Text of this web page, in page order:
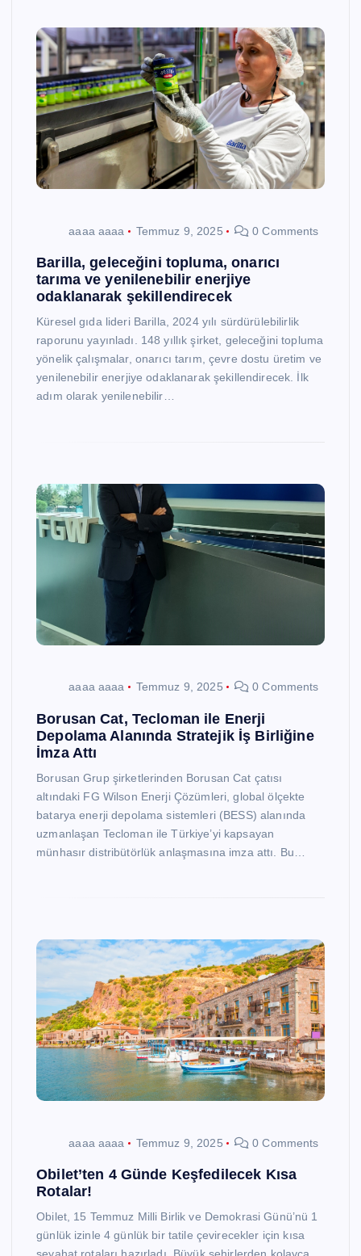
aaaa aaaa Temmuz 9, 2025 0 Comments
Barilla, geleceğini topluma, onarıcı
tarıma ve yenilenebilir enerjiye
odaklanarak şekillendirecek
Küresel gıda lideri Barilla, 2024 yılı sürdürülebilirlik
raporunu yayınladı. 148 yıllık şirket, geleceğini topluma
yönelik çalışmalar, onarıcı tarım, çevre dostu üretim ve
yenilenebilir enerjiye odaklanarak şekillendirecek. İlk
adım olarak yenilenebilir…
aaaa aaaa Temmuz 9, 2025 0 Comments
Borusan Cat, Tecloman ile Enerji
Depolama Alanında Stratejik İş Birliğine
İmza Attı
Borusan Grup şirketlerinden Borusan Cat çatısı
altındaki FG Wilson Enerji Çözümleri, global ölçekte
batarya enerji depolama sistemleri (BESS) alanında
uzmanlaşan Tecloman ile Türkiye’yi kapsayan
münhasır distribütörlük anlaşmasına imza attı. Bu…
aaaa aaaa Temmuz 9, 2025 0 Comments
Obilet’ten 4 Günde Keşfedilecek Kısa
Rotalar!
Obilet, 15 Temmuz Milli Birlik ve Demokrasi Günü’nü 1
günlük izinle 4 günlük bir tatile çevirecekler için kısa